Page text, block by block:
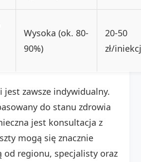
Wysoka (ok. 80-
90%)
20-50
zł/
jest zawsze indywidualny.
do stanu zdrowia
jest konsultacja z
mogą się znacznie
od regionu, specjalisty oraz